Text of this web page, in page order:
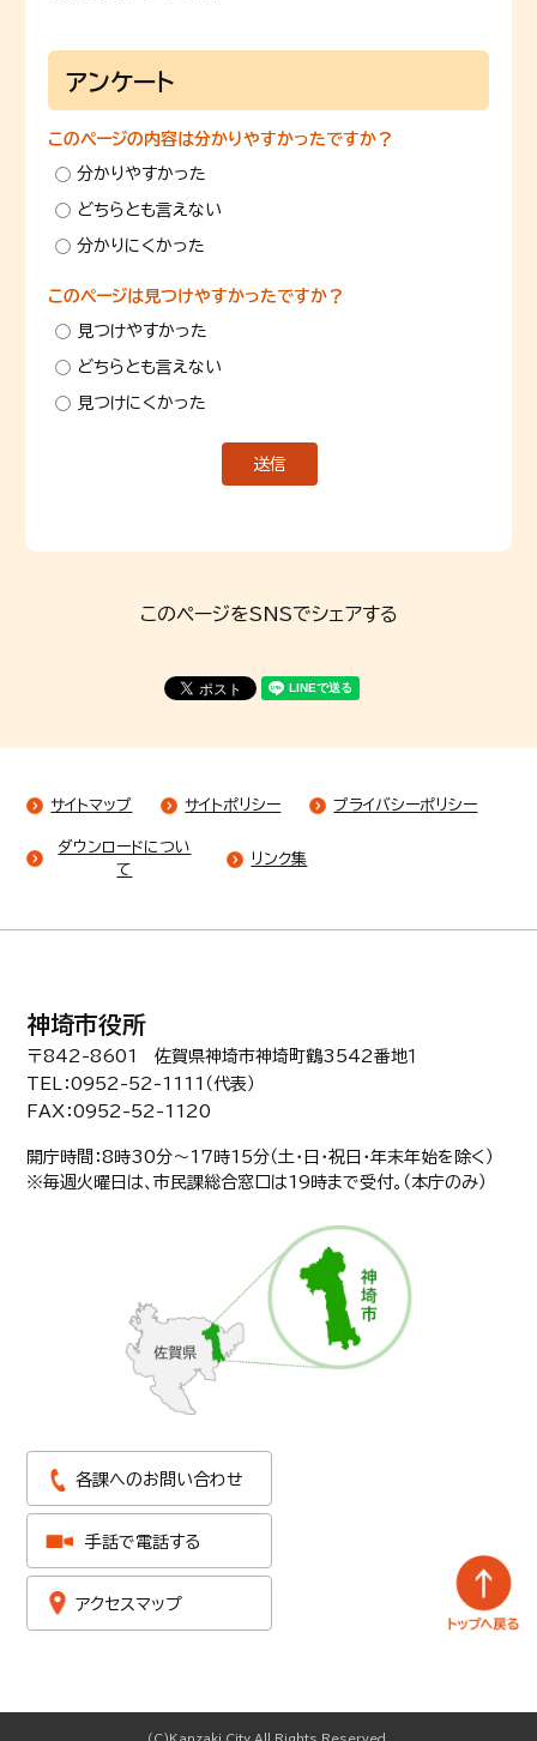
アンケート
このページの内容は分かりやすかったですか？
分かりやすかった
どちらとも言えない
分かりにくかった
このページは見つけやすかったですか？
見つけやすかった
どちらとも言えない
見つけにくかった
このページをSNSでシェアする
サイトマップ サイトポリシー プライバシーポリシー
ダウンロードについ
て
リンク集
神埼市役所
〒842-8601 佐賀県神埼市神埼町鶴3542番地１
TEL：0952-52-1111（代表）
FAX：0952-52-1120
開庁時間：8時30分〜17時15分（土・日・祝日・年末年始を除く）
※毎週火曜日は、市民課総合窓口は19時まで受付。（本庁のみ）
各課へのお問い合わせ
手話で電話する
アクセスマップ
(C)Kanzaki City.All Rights Reserved.